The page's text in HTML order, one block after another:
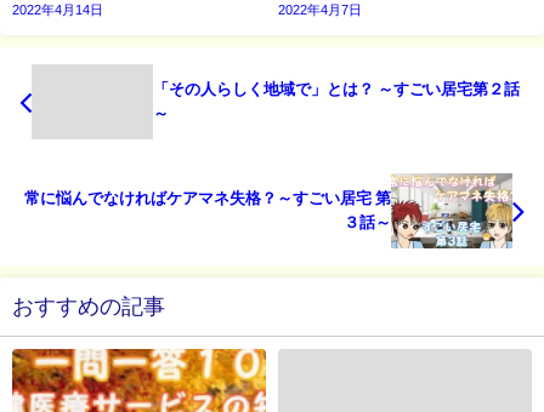
2022年4月14日 2022年4月7日
「その人らしく地域で」とは？ ～すごい居宅第２話
～
常に悩んでなければケアマネ失格？～すごい居宅 第
３話～
おすすめの記事